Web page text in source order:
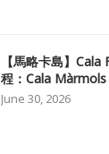
【馬略卡島】
程：Cala
June 30, 2026